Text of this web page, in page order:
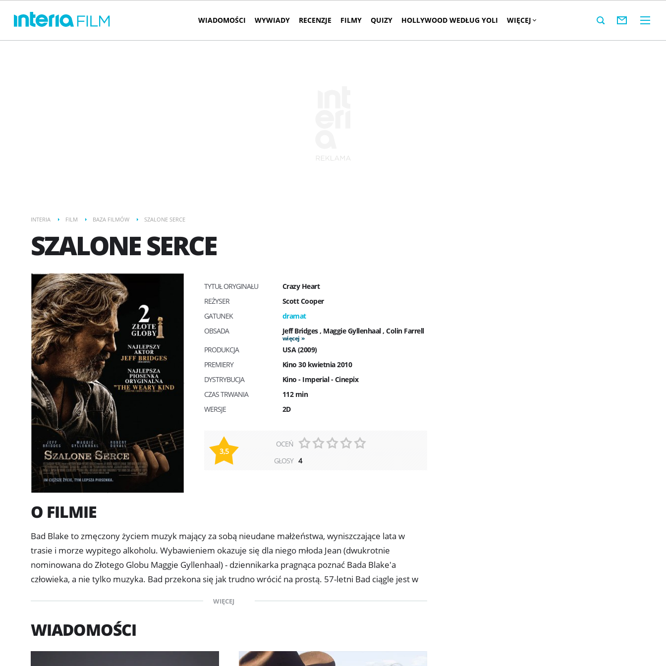
WIADOMOŚCI WYWIADY RECENZJE FILMY QUIZY HOLLYWOOD WEDŁUG YOLI WIĘCEJ
INTERIA FILM BAZA FILMÓW SZALONE SERCE
SZALONE SERCE
TYTUŁ ORYGINAŁU
Crazy Heart
REŻYSER
Scott Cooper
GATUNEK
dramat
OBSADA
Jeff Bridges, Maggie Gyllenhaal, Colin Farrell
więcej
PRODUKCJA
USA (2009)
PREMIERY
Kino 30 kwietnia 2010
DYSTRYBUCJA
Kino - Imperial - Cinepix
CZAS TRWANIA
112 min
WERSJE
2D
3,5
OCEŃ
GŁOSY 4
O FILMIE
Bad Blake to zmęczony życiem muzyk mający za sobą nieudane małżeństwa, wyniszczające lata w
trasie i morze wypitego alkoholu. Wybawieniem okazuje się dla niego młoda Jean (dwukrotnie
nominowana do Złotego Globu Maggie Gyllenhaal) - dziennikarka pragnąca poznać Bada Blake'a
człowieka, a nie tylko muzyka. Bad przekona się jak trudno wrócić na prostą. 57-letni Bad ciągle jest w
piwo i gra w kręgle. Najlepsze na co może liczyć to supportowanie Tommy'ego Sweeta - młodego
muzyka, który uczył się od Bada, ale w przeciwieństwie do swego idola zdobył fortunę i sławę. Każdy
występ jest taki sam jak poprzedni, aż pewnej nocy w Santa Fe Bad poznaje młodą dziennikarkę Jean
Craddock. Niczego jej nie obiecuje, a ona jako samotna młoda matka doświadczona przez los niczego
WIĘCEJ
WIADOMOŚCI